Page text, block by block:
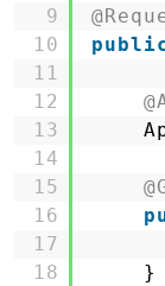
9
10
11
12
13
14
15
16
17
18
}